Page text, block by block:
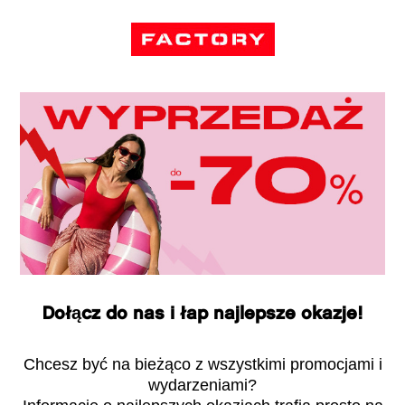
Dołącz do nas i łap najlepsze okazje!
Chcesz być na bieżąco z wszystkimi promocjami i
wydarzeniami?